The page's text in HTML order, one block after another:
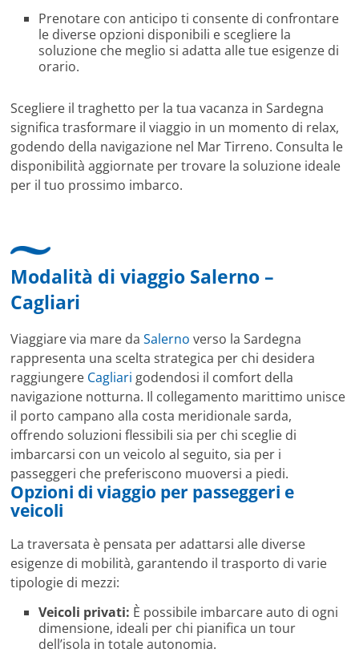
Prenotare con anticipo ti consente di confrontare
le diverse opzioni disponibili e scegliere la
soluzione che meglio si adatta alle tue esigenze di
orario.
Scegliere il traghetto per la tua vacanza in Sardegna
significa trasformare il viaggio in un momento di relax,
godendo della navigazione nel Mar Tirreno. Consulta le
disponibilità aggiornate per trovare la soluzione ideale
per il tuo prossimo imbarco.
Modalità di viaggio Salerno –
Cagliari
Viaggiare via mare daSalerno verso la Sardegna
rappresenta una scelta strategica per chi desidera
raggiungere Cagliari godendosi il comfort della
navigazione notturna. Il collegamento marittimo unisce
il porto campano alla costa meridionale sarda,
offrendo soluzioni flessibili sia per chi sceglie di
imbarcarsi con un veicolo al seguito, sia per i
passeggeri che preferiscono muoversi a piedi.
Opzioni di viaggio per passeggeri e
veicoli
La traversata è pensata per adattarsi alle diverse
esigenze di mobilità, garantendo il trasporto di varie
tipologie di mezzi:
Veicoli privati: È possibile imbarcare auto di ogni
dimensione, ideali per chi pianifica un tour
dell’isola in totale autonomia.